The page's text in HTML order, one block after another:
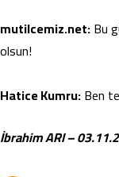
mutilcemiz.net:Bu
olsun!
Hatice Kumru:Ben
İbrahim ARI –